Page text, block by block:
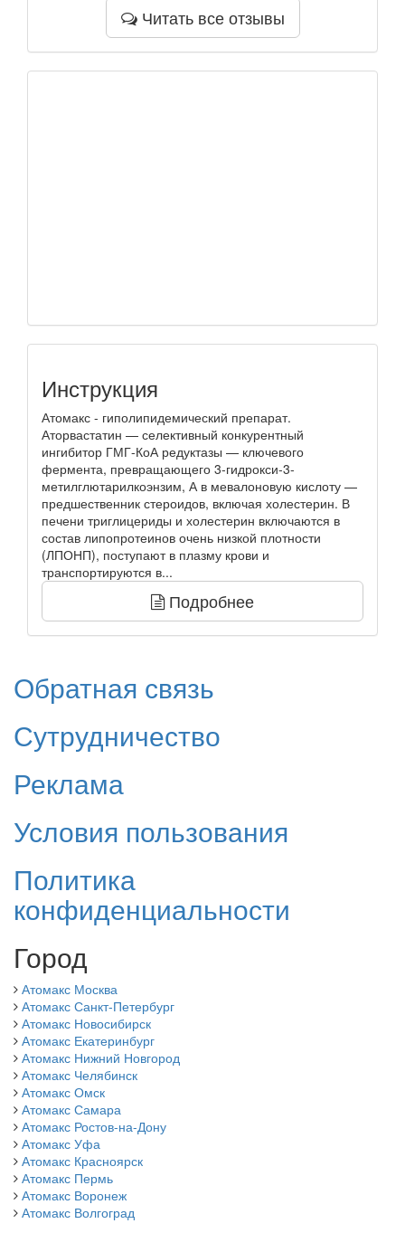
Читать все отзывы
Инструкция
Атомакс - гиполипидемический препарат.
Аторвастатин — селективный конкурентный
ингибитор ГМГ-КоА редуктазы — ключевого
фермента, превращающего 3-гидрокси-3-
метилглютарилкоэнзим, А в мевалоновую кислоту —
предшественник стероидов, включая холестерин. В
печени триглицериды и холестерин включаются в
состав липопротеинов очень низкой плотности
(ЛПОНП), поступают в плазму крови и
транспортируются в...
Подробнее
Обратная связь
Сутрудничество
Реклама
Условия пользования
Политика
конфиденциальности
Город
Атомакс Москва
Атомакс Санкт-Петербург
Атомакс Новосибирск
Атомакс Екатеринбург
Атомакс Нижний Новгород
Атомакс Челябинск
Атомакс Омск
Атомакс Самара
Атомакс Ростов-на-Дону
Атомакс Уфа
Атомакс Красноярск
Атомакс Пермь
Атомакс Воронеж
Атомакс Волгоград